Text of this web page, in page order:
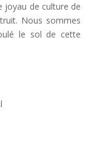
joyau de culture de
Nous sommes
le sol de cette